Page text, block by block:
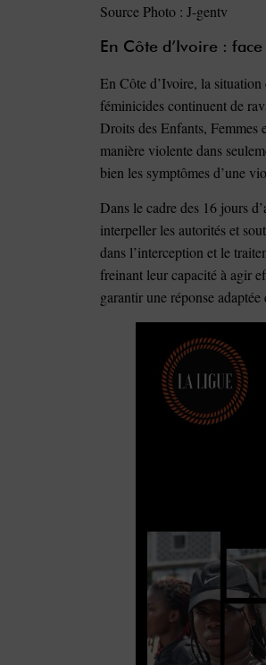
Source Photo : J-gentv
En Côte d’Ivoire :
En Côte d’Ivoire, la
féminicides continuent de
Droits des Enfants,
manière violente dans
bien les symptômes d’une
Dans le cadre des 16 jours
interpeller les autorités et
dans l’interception et le
freinant leur capacité à agir
garantir une réponse